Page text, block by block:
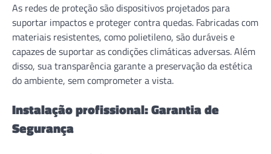
As redes de proteção são dispositivos projetados para
suportar impactos e proteger contra quedas. Fabricadas com
materiais resistentes, como polietileno, são duráveis e
capazes de suportar as condições climáticas adversas. Além
disso, sua transparência garante a preservação da estética
do ambiente, sem comprometer a vista.
Instalação profissional: Garantia de
Segurança